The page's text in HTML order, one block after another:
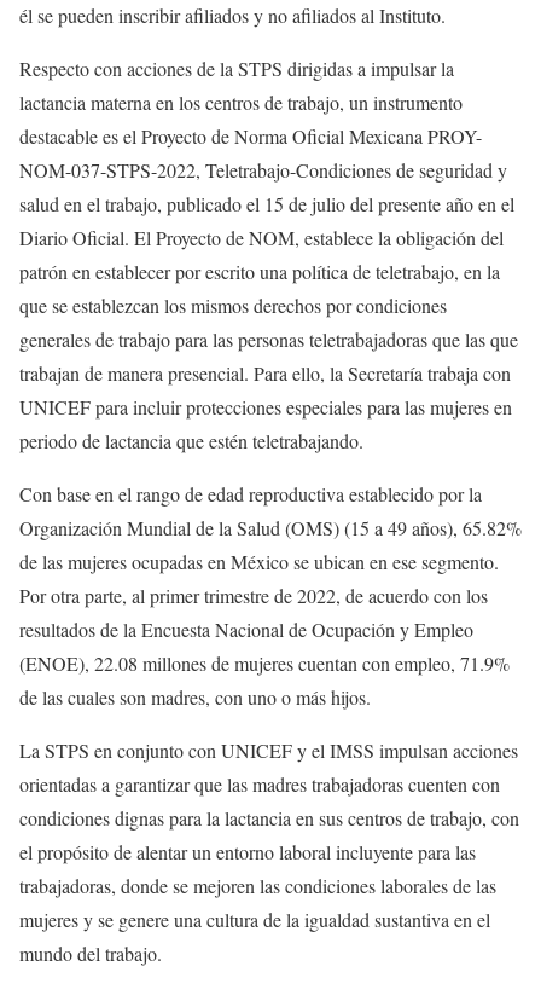
él se pueden inscribir afiliados y no afiliados al Instituto.
Respecto con acciones de la STPS dirigidas a impulsar la
lactancia materna en los centros de trabajo, un instrumento
destacable es el Proyecto de Norma Oficial Mexicana PROY-
NOM-037-STPS-2022, Teletrabajo-Condiciones de seguridad y
salud en el trabajo, publicado el 15 de julio del presente año en el
Diario Oficial. El Proyecto de NOM, establece la obligación del
patrón en establecer por escrito una política de teletrabajo, en la
que se establezcan los mismos derechos por condiciones
generales de trabajo para las personas teletrabajadoras que las que
trabajan de manera presencial. Para ello, la Secretaría trabaja con
UNICEF para incluir protecciones especiales para las mujeres en
periodo de lactancia que estén teletrabajando.
Con base en el rango de edad reproductiva establecido por la
Organización Mundial de la Salud (OMS) (15 a 49 años), 65.82%
de las mujeres ocupadas en México se ubican en ese segmento.
Por otra parte, al primer trimestre de 2022, de acuerdo con los
resultados de la Encuesta Nacional de Ocupación y Empleo
(ENOE), 22.08 millones de mujeres cuentan con empleo, 71.9%
de las cuales son madres, con uno o más hijos.
La STPS en conjunto con UNICEF y el IMSS impulsan acciones
orientadas a garantizar que las madres trabajadoras cuenten con
condiciones dignas para la lactancia en sus centros de trabajo, con
el propósito de alentar un entorno laboral incluyente para las
trabajadoras, donde se mejoren las condiciones laborales de las
mujeres y se genere una cultura de la igualdad sustantiva en el
mundo del trabajo.